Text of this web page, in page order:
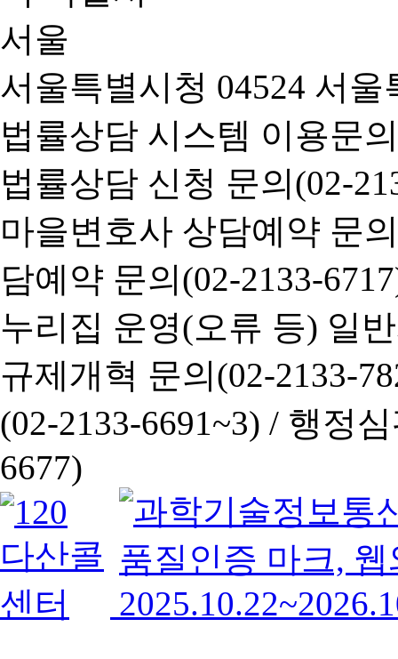
서울특별시청 04524 서
법률상담 시스템 이용문
법률상담 신청 문의(02-
마을변호사 상담예약 문
담예약 문의(02-2133-
누리집 운영(오류 등) 일
규제개혁 문의(02-2133-
(02-2133-6691~3) / 행정심
6677)